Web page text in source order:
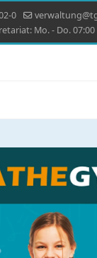
0
Mo. - Do. 07:00